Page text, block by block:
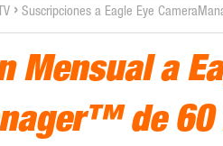
› Suscripciones a Eagle Eye
Mensual a
de 60